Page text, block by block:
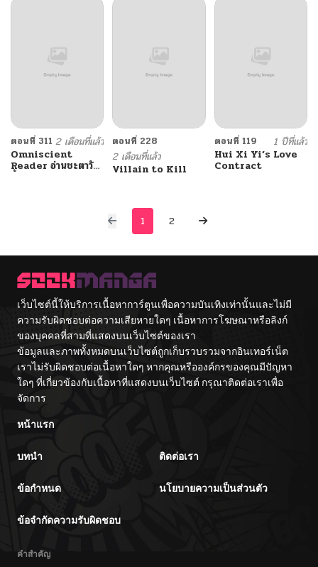
ตอนที่ 311 2 เดือนที่แล้ว
Omniscient
Reader อ่านชะตาวัน
ตอนที่ 228
2 เดือนที่แล้ว
Villain to Kill
ตอนที่ 119
1 ปีที่แล้ว
Hui Xi Yi’s Love
Contract
1 2
เว็บไซต์นี้ให้บริการเนื้อหาการ์ตูนเพื่อความบันเทิงเท่านั้นและไม่มี
ความรับผิดชอบต่อความเสียหายใดๆ เนื้อหาการโฆษณาหรือลิงก์
ของบุคคลที่สามที่แสดงบนเว็บไซต์ของเรา
ข้อมูลและภาพทั้งหมดบนเว็บไซต์ถูกเก็บรวบรวมจากอินเทอร์เน็ต
เราไม่รับผิดชอบต่อเนื้อหาใดๆ หากคุณหรือองค์กรของคุณมีปัญหา
ใดๆ ที่เกี่ยวข้องกับเนื้อหาที่แสดงบนเว็บไซต์ กรุณาติดต่อเราเพื่อ
จัดการ
หน้าแรก
บทนำ ติดต่อเรา
ข้อกำหนด นโยบายความเป็นส่วนตัว
ข้อจำกัดความรับผิดชอบ
คำสำคัญ